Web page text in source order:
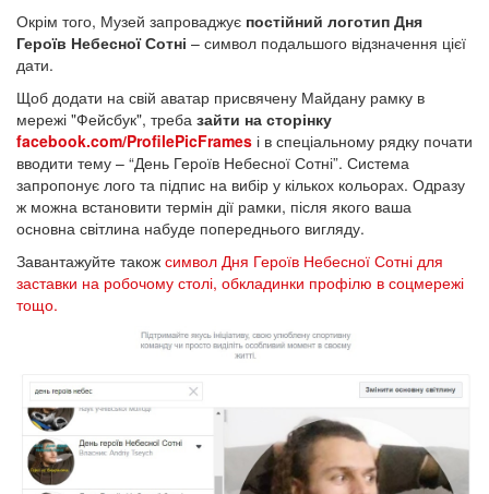
Окрім того, Музей запроваджує постійний логотип Дня
Героїв Небесної Сотні – символ подальшого відзначення цієї
дати.
Щоб додати на свій аватар присвячену Майдану рамку в
мережі "Фейсбук", треба зайти на сторінку
facebook.com/ProfilePicFrames і в спеціальному рядку почати
вводити тему – “День Героїв Небесної Сотні”. Система
запропонує лого та підпис на вибір у кількох кольорах. Одразу
ж можна встановити термін дії рамки, після якого ваша
основна світлина набуде попереднього вигляду.
Завантажуйте також символ Дня Героїв Небесної Сотні для
заставки на робочому столі, обкладинки профілю в соцмережі
тощо.